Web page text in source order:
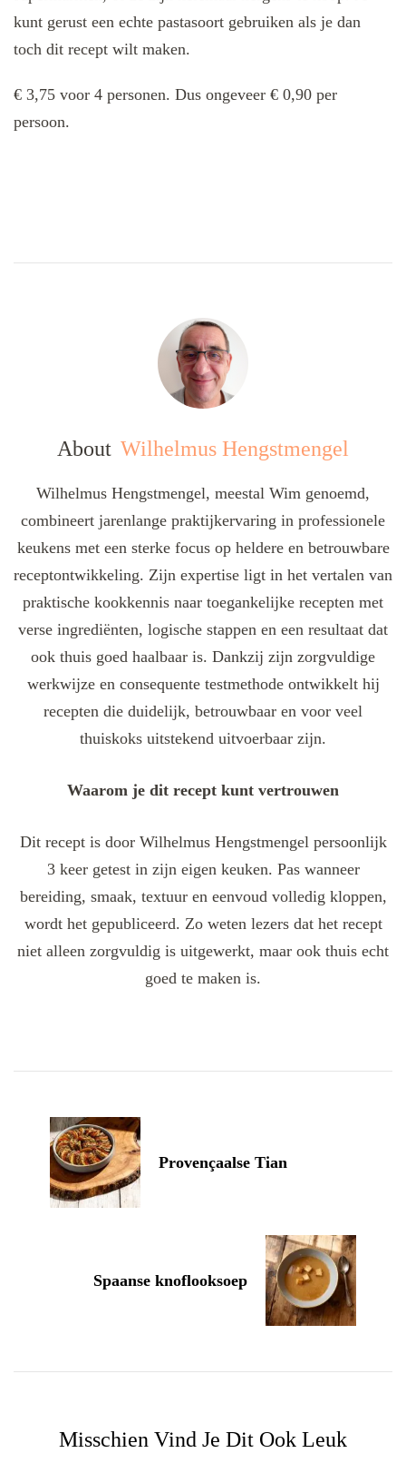
kunt gerust een echte pastasoort gebruiken als je dan
toch dit recept wilt maken.
€ 3,75 voor 4 personen. Dus ongeveer € 0,90 per
persoon.
About Wilhelmus Hengstmengel
Wilhelmus Hengstmengel, meestal Wim genoemd,
combineert jarenlange praktijkervaring in professionele
keukens met een sterke focus op heldere en betrouwbare
receptontwikkeling. Zijn expertise ligt in het vertalen van
praktische kookkennis naar toegankelijke recepten met
verse ingrediënten, logische stappen en een resultaat dat
ook thuis goed haalbaar is. Dankzij zijn zorgvuldige
werkwijze en consequente testmethode ontwikkelt hij
recepten die duidelijk, betrouwbaar en voor veel
thuiskoks uitstekend uitvoerbaar zijn.
Waarom je dit recept kunt vertrouwen
Dit recept is door Wilhelmus Hengstmengel persoonlijk
3 keer getest in zijn eigen keuken. Pas wanneer
bereiding, smaak, textuur en eenvoud volledig kloppen,
wordt het gepubliceerd. Zo weten lezers dat het recept
niet alleen zorgvuldig is uitgewerkt, maar ook thuis echt
goed te maken is.
Navigation
Provençaalse Tian
Spaanse knoflooksoep
Misschien Vind Je Dit Ook Leuk